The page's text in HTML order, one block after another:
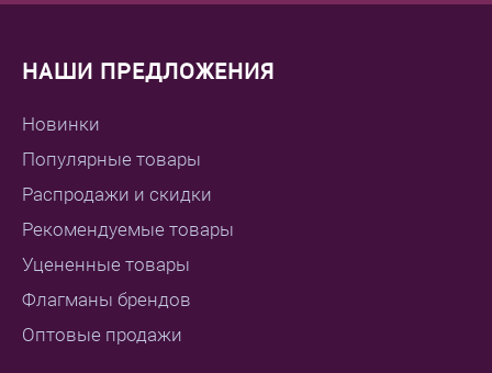
НАШИ ПРЕДЛОЖЕНИЯ
Новинки
Популярные товары
Распродажи и скидки
Рекомендуемые товары
Уцененные товары
Флагманы брендов
Оптовые продажи